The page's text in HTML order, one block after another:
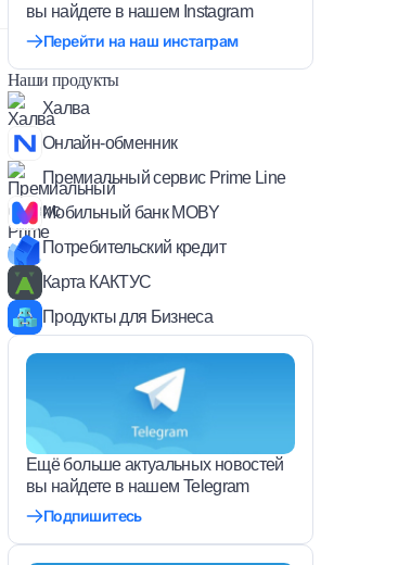
вы найдете в нашем Instagram
Перейти на наш инстаграм
Наши продукты
Халва
Онлайн-обменник
Премиальный сервис Prime Line
Мобильный банк MOBY
Потребительский кредит
Карта КАКТУС
Продукты для Бизнеса
Ещё больше актуальных новостей
вы найдете в нашем Telegram
Подпишитесь